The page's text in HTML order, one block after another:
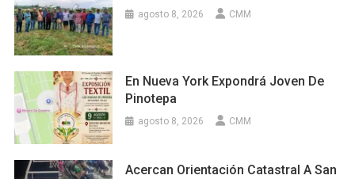
agosto 8, 2026 CMM
En Nueva York Expondrá Joven De
Pinotepa
agosto 8, 2026 CMM
Acercan Orientación Catastral A San